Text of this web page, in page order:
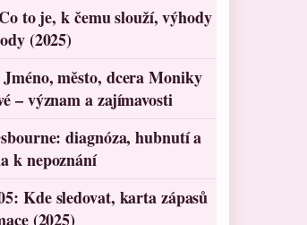
to je, k čemu slouží, výhody
(2025)
město, dcera Moniky
– význam a zajímavosti
diagnóza, hubnutí a
k nepoznání
Kde sledovat, karta zápasů
(2025)